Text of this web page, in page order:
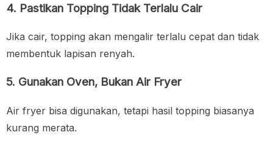
4. Pastikan Topping Tidak Terlalu Cair
Jika cair, topping akan mengalir terlalu cepat dan tidak
membentuk lapisan renyah.
5. Gunakan Oven, Bukan Air Fryer
Air fryer bisa digunakan, tetapi hasil topping biasanya
kurang merata.